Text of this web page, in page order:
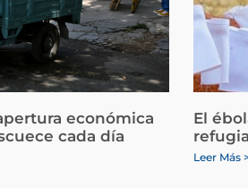
económica
cada día
El
Leer Más